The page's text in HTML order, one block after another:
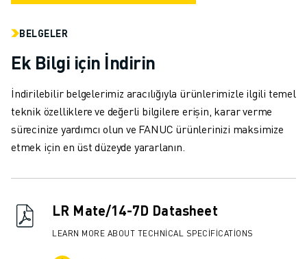
GÖRSEL DENETIM
VAKA ÇALIŞMALARI
MÜŞTERI HIZMETLERI
MÜŞTERI HIZMETLERI
SAHA VE BAKIM
UZAKTAN TEKNIK DESTEK
YEDEK PARÇALAR
DIJITAL SERVIS ARAÇLARI
İNDIRME MERKEZI » MYFANUC
BELGELER
Ek Bilgi için İndirin
İndirilebilir belgelerimiz aracılığıyla ürünlerimizle ilgili temel
teknik özelliklere ve değerli bilgilere erişin, karar verme
sürecinize yardımcı olun ve FANUC ürünlerinizi maksimize
etmek için en üst düzeyde yararlanın.
LR Mate/14-7D Datasheet
LEARN MORE ABOUT TECHNICAL SPECIFICATIONS